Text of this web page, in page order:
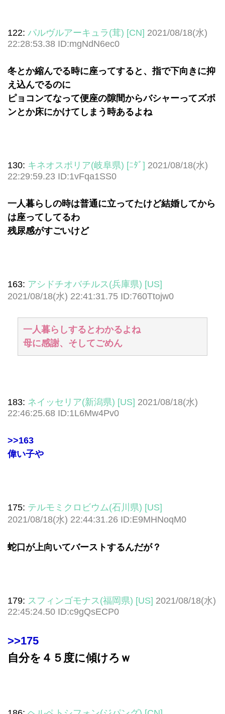
122: パルヴルアーキュラ(茸) [CN] 2021/08/18(水)
22:28:53.38 ID:mgNdN6ec0
冬とか縮んでる時に座ってすると、指で下向きに抑
え込んでるのに
ピョコンてなって便座の隙間からバシャーってズボ
ンとか床にかけてしまう時あるよね
130: キネオスポリア(岐阜県) [ﾆﾀﾞ] 2021/08/18(水)
22:29:59.23 ID:1vFqa1SS0
一人暮らしの時は普通に立ってたけど結婚してから
は座ってしてるわ
残尿感がすごいけど
163: アシドチオバチルス(兵庫県) [US]
2021/08/18(水) 22:41:31.75 ID:760Ttojw0
一人暮らしするとわかるよね
母に感謝、そしてごめん
183: ネイッセリア(新潟県) [US] 2021/08/18(水)
22:46:25.68 ID:1L6Mw4Pv0
>>163
偉い子や
175: テルモミクロビウム(石川県) [US]
2021/08/18(水) 22:44:31.26 ID:E9MHNoqM0
蛇口が上向いてバーストするんだが？
179: スフィンゴモナス(福岡県) [US] 2021/08/18(水)
22:45:24.50 ID:c9gQsECP0
>>175
自分を４５度に傾けろｗ